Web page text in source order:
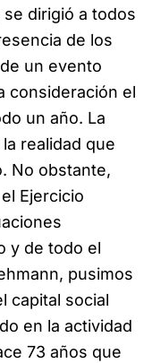
dirigió a todos
de los
un evento
consideración el
un año. La
realidad que
No obstante,
Ejercicio
y de todo el
pusimos
capital social
en la actividad
73 años que